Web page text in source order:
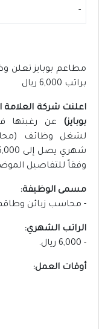
-
مطاعم بوبايز
براتب 6,000 ريال
اعلنت شركة العلامة
بوبايز) عن رغبتها
لشغل وظائف
وفقاً للتفاصيل
مسمى الوظيفة:
- محاسب زبائن
الراتب الشهري:
- 6,000 ريال.
أوقات العمل: